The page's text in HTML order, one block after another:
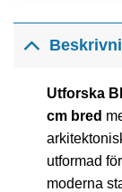
Utforska
cm bred
utformad
moderna